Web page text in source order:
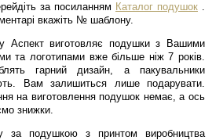
за посиланням Каталог подушок .
вкажіть № шаблону.
Аспект виготовляє подушки з Вашими
та логотипами вже більше ніж 7 років.
гарний дизайн, а пакувальники
Вам залишиться лише подарувати.
на виготовлення подушок немає, а ось
знижки.
за подушкою з принтом виробництва